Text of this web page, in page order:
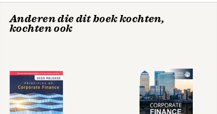
9. Winwin - Financiële planning
Anderen die dit boek kochten,
kochten ook